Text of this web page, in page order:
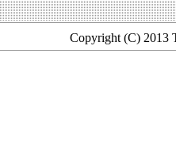
Copyright (C) 2013